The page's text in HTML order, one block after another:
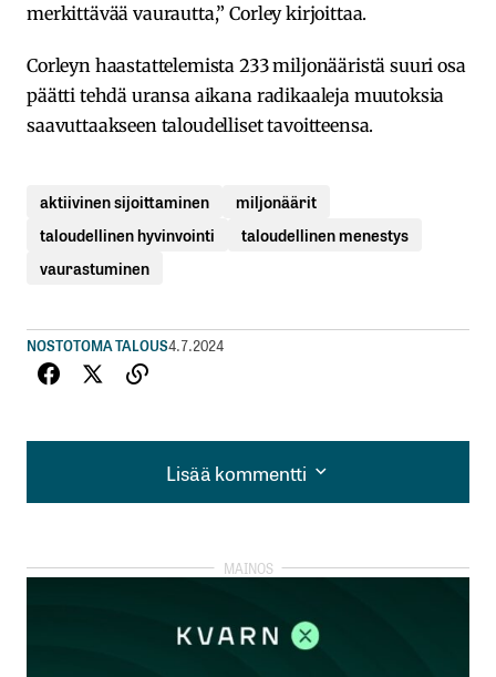
merkittävää vaurautta,” Corley kirjoittaa.
Corleyn haastattelemista 233 miljonääristä suuri osa
päätti tehdä uransa aikana radikaaleja muutoksia
saavuttaakseen taloudelliset tavoitteensa.
aktiivinen sijoittaminen
miljonäärit
taloudellinen hyvinvointi
taloudellinen menestys
vaurastuminen
NOSTOTOMA TALOUS4.7.2024
Lisää kommentti
Lisää kommentti
kirjautua
rekisteröityä